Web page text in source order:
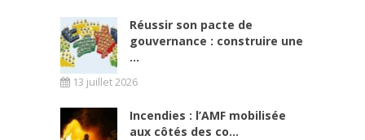
Réussir son pacte de
gouvernance : construire une
...
13 juillet 2026
Incendies : l’AMF mobilisée
aux côtés des co...